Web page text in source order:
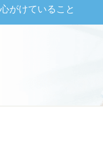
心がけていること